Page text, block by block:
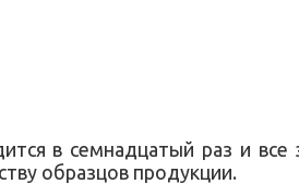
в семнадцатый раз и все
образцов продукции.